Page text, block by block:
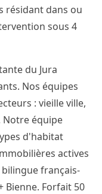
résidant dans ou
sous 4
du Jura
Nos équipes
: vieille ville,
Notre équipe
d'habitat
actives
français-
Bienne. Forfait 50